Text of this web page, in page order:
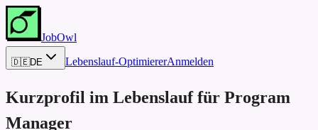
JobOwl
🇩🇪DE Lebenslauf-OptimiererAnmelden
Kurzprofil im Lebenslauf für Program
Manager